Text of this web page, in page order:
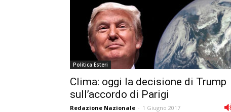
Politica Esteri
Clima: oggi la decisione di Trump
sull’accordo di Parigi
Redazione Nazionale - 1 Giugno 2017